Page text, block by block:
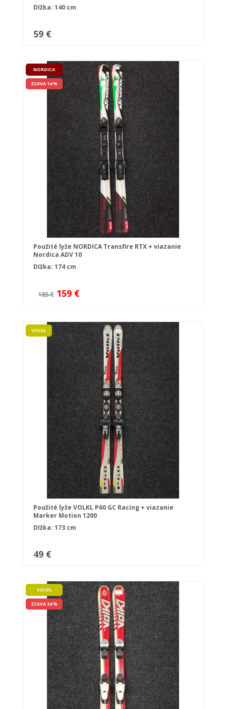
Dĺžka: 140 cm
59 €
NORDICA
ZĽAVA 14 %
Použité lyže NORDICA Transfire RTX + viazanie
Nordica ADV 10
Dĺžka: 174 cm
185 € 159 €
VOLKL
Použité lyže VOLKL P60 GC Racing + viazanie
Marker Motion 1200
Dĺžka: 173 cm
49 €
VOLKL
ZĽAVA 34 %